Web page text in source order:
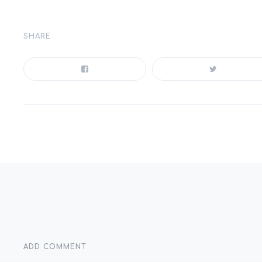
SHARE
ADD COMMENT
Ένδυση & υπόδηση
Καταστήματα επίπλων
EuroShop 2026